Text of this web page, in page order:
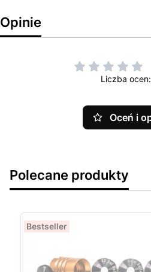
Opinie
Liczba
Oceń i
Polecane produkty
Bestseller